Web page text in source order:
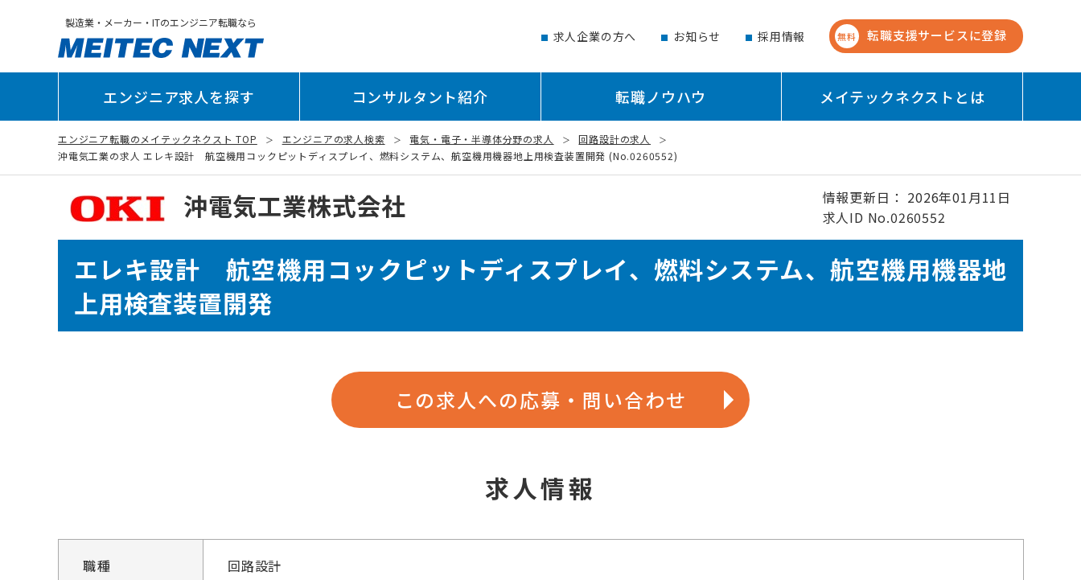
製造業・メーカー・ITのエンジニア転職なら
求人企業の方へ お知らせ 採用情報 無料 転職支援サービスに登録
エンジニア求人を探す コンサルタント紹介 転職ノウハウ メイテックネクストとは
エンジニア転職のメイテックネクスト TOP エンジニアの求人検索 電気・電子・半導体分野の求人
回路設計の求人
沖電気工業の求人 エレキ設計 航空機用コックピットディスプレイ、燃料システム、航空機用機器地上用検査装置開発 (No.0260552)
沖電気工業株式会社
情報更新日： 2026年01月11日
求人ID No.0260552
エレキ設計 航空機用コックピットディスプレイ、燃料システム、航空機用機器地
上用検査装置開発
この求人への応募・問い合わせ
求人情報
職種 回路設計